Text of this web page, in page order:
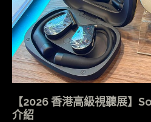
【2026 香港高級視聽展】
介紹